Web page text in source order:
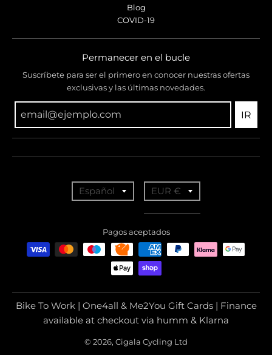
Blog
COVID-19
Permanecer en el bucle
Suscríbete para ser el primero en conocer nuestras ofertas
exclusivas y las últimas novedades.
IR
n
a
t
Español
a
n
s
l
a
t
i
EUR €
Pagos aceptados
Bike To Work | One4all & Me2You Gift Cards | Finance
available at checkout via humm & Klarna
© 2026, Cigala Cycling Ltd